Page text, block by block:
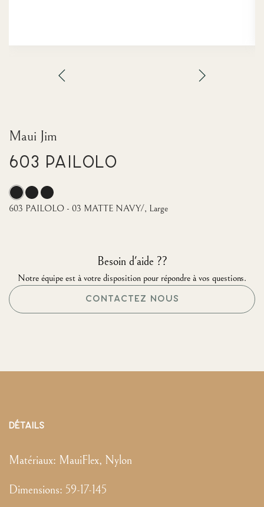
Maui Jim
603 PAILOLO
603 PAILOLO - 03 MATTE NAVY/, Large
Besoin d'aide ??
Notre équipe est à votre disposition pour répondre à vos questions.
CONTACTEZ NOUS
DÉTAILS
Matériaux: MauiFlex, Nylon
Dimensions: 59-17-145